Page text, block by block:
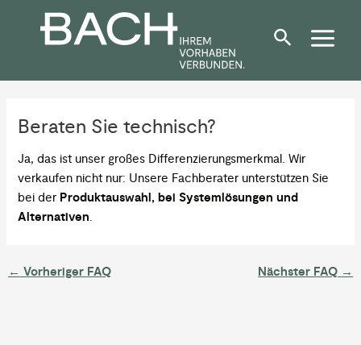
springen
Beraten Sie technisch?
Ja, das ist unser großes Differenzierungsmerkmal. Wir
verkaufen nicht nur: Unsere Fachberater unterstützen Sie
bei der Produktauswahl, bei Systemlösungen und
Alternativen.
navigation
← Vorheriger FAQ Nächster FAQ →